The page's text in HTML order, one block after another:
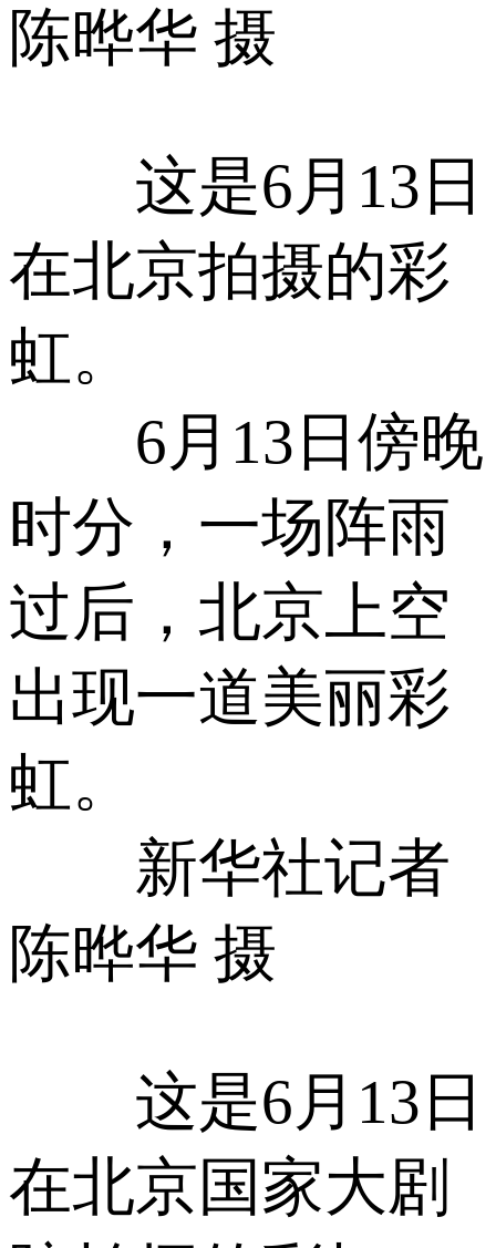
陈晔华 摄
这是6月13日
在北京拍摄的彩
虹。
6月13日傍晚
时分，一场阵雨
过后，北京上空
出现一道美丽彩
虹。
新华社记者
陈晔华 摄
这是6月13日
在北京国家大剧